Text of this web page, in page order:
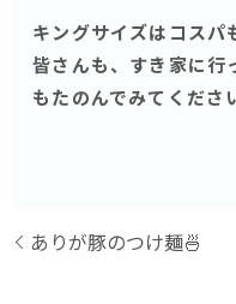
キングサイズはコスパ
皆さんも、すき家に行
もたのんでみてくださ
ありが豚のつけ麺🍜